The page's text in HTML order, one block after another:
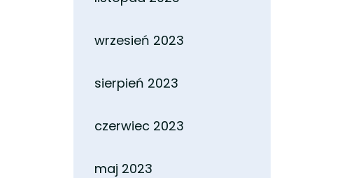
wrzesień 2023
sierpień 2023
czerwiec 2023
maj 2023